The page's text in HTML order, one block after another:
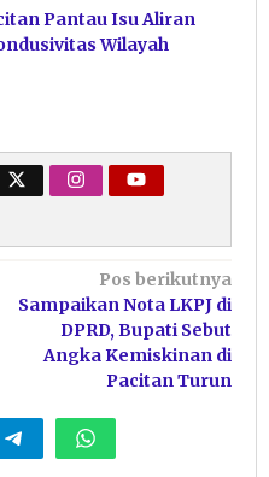
Pantau Isu Aliran
Wilayah
Pos berikutnya
Sampaikan Nota LKPJ di
DPRD, Bupati Sebut
Angka Kemiskinan di
Pacitan Turun